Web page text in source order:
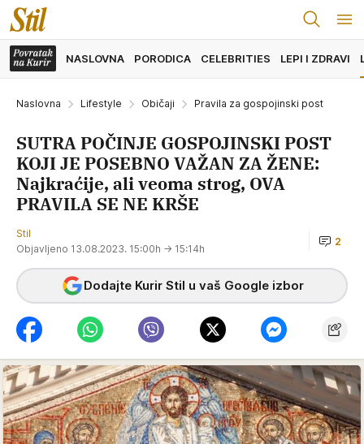
NASLOVNA PORODICA CELEBRITIES LEPI I ZDRAVI
Naslovna Lifestyle Običaji Pravila za gospojinski post
SUTRA POČINJE GOSPOJINSKI POST
KOJI JE POSEBNO VAŽAN ZA ŽENE:
Najkraćije, ali veoma strog, OVA
PRAVILA SE NE KRŠE
Stil
Objavljeno 13.08.2023. 15:00h → 15:14h
2
Dodajte Kurir Stil u vaš Google izbor